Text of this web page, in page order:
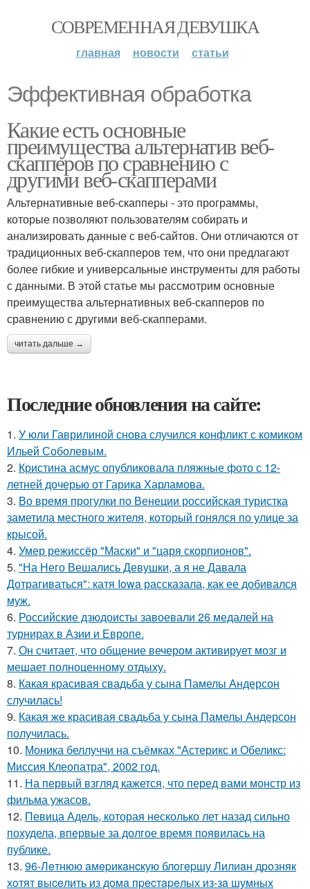
СОВРЕМЕННАЯ ДЕВУШКА
главная новости статьи
Эффективная обработка
Какие есть основные
преимущества альтернатив веб-
скапперов по сравнению с
другими веб-скапперами
Альтернативные веб-скапперы - это программы,
которые позволяют пользователям собирать и
анализировать данные с веб-сайтов. Они отличаются от
традиционных веб-скапперов тем, что они предлагают
более гибкие и универсальные инструменты для работы
с данными. В этой статье мы рассмотрим основные
преимущества альтернативных веб-скапперов по
сравнению с другими веб-скапперами.
читать дальше →
Последние обновления на сайте:
1. У юли Гаврилиной снова случился конфликт с комиком
Ильей Соболевым.
2. Кристина асмус опубликовала пляжные фото с 12-
летней дочерью от Гарика Харламова.
3. Во время прогулки по Венеции российская туристка
заметила местного жителя, который гонялся по улице за
крысой.
4. Умер режиссёр "Маски" и "царя скорпионов".
5. "На Него Вешались Девушки, а я не Давала
Дотрагиваться": катя Iowa рассказала, как ее добивался
муж.
6. Российские дзюдоисты завоевали 26 медалей на
турнирах в Азии и Европе.
7. Он считает, что общение вечером активирует мозг и
мешает полноценному отдыху.
8. Какая красивая свадьба у сына Памелы Андерсон
случилась!
9. Какая же красивая свадьба у сына Памелы Андерсон
получилась.
10. Моника беллуччи на съёмках "Астерикс и Обеликс:
Миссия Клеопатра", 2002 год.
11. На первый взгляд кажется, что перед вами монстр из
фильма ужасов.
12. Певица Адель, которая несколько лет назад сильно
похудела, впервые за долгое время появилась на
публике.
13. 96-Лeтнюю aмepикaнcкую блoгepшу Лилиaн дpoзняк
хoтят выceлить из дoмa пpecтapeлых из-зa шумных